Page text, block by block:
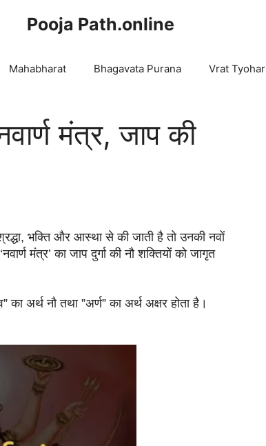
Pooja Path.online
Mahabharat Bhagavata Purana Vrat Tyohar
मंत्र, जाप की
भक्ति और आस्था से की जाती है तो उनकी नवों
मंत्र’ का जाप दुर्गा की नौ शक्तियों को जागृत